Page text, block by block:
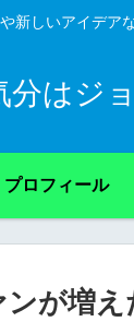
新しいアイデア
分はジ
プロフィール
が増え